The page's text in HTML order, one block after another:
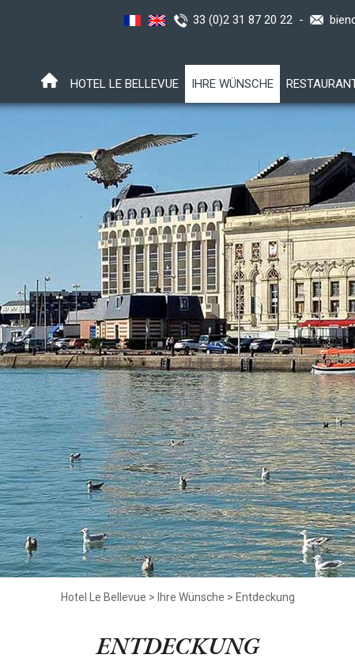
33 (0)2 31 87 20 22 -
HOTEL LE BELLEVUE IHRE WÜNSCHE
Hotel Le Bellevue > Ihre Wünsche > Entdeckung
ENTDECKUNG